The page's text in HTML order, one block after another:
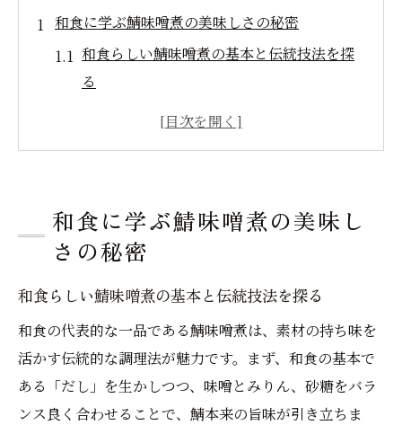
和食に学ぶ鯖味噌煮の美味しさの秘密
和食らしい鯖味噌煮の基本と伝統技法を探
る
和食の鯖味噌煮に合う魚や食材の組み合わ
鯖味噌煮プロが語る和食ならではの旨味の
出し方
和食の鯖味噌煮に人気レシピを取り入れる
方法
鯖味噌煮で叶えるバランス和食のコツ
和食の栄養バランスと鯖味噌煮の取り入れ
方
和食に学ぶ鯖味噌煮の美味し
さの秘密
和食らしい鯖味噌煮の基本と伝統技法を探る
和食の代表的な一品である鯖味噌煮は、素材の持ち味を
活かす伝統的な調理法が魅力です。まず、和食の基本で
ある「だし」を生かしつつ、味噌とみりん、砂糖をバラ
ンス良く合わせることで、鯖本来の旨味が引き立ちま